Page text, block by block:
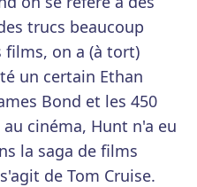
trucs beaucoup
films, on a (à tort)
un certain Ethan
Bond et les 450
cinéma, Hunt n'a eu
la saga de films
de Tom Cruise.